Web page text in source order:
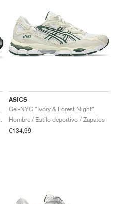
ASICS
Gel-NYC "Ivory & Forest Night"
Hombre / Estilo deportivo / Zapatos
€134,99